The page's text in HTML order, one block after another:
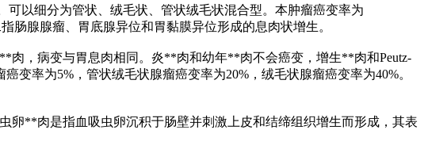
以细分为管状、绒毛状、管状绒毛状混合型。本肿瘤癌变率为
肠腺腺瘤、胃底腺异位和胃黏膜异位形成的息肉状增生。
肉，病变与胃息肉相同。炎**肉和幼年**肉不会癌变，增生**肉和Peutz-
变率为5%，管状绒毛状腺瘤癌变率为20%，绒毛状腺瘤癌变率为40%。
卵**肉是指血吸虫卵沉积于肠壁并刺激上皮和结缔组织增生而形成，其表